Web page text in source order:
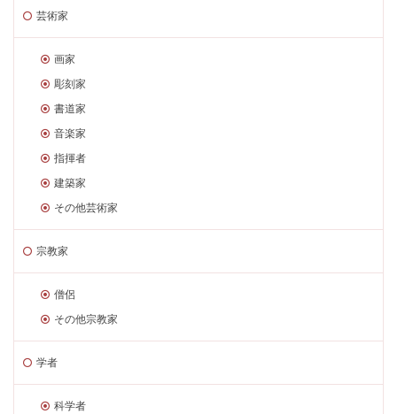
芸術家
画家
彫刻家
書道家
音楽家
指揮者
建築家
その他芸術家
宗教家
僧侶
その他宗教家
学者
科学者